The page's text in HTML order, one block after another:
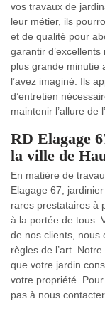
vos travaux de
leur métier, ils
et de qualité pour
garantir
plus grande minutie
l’avez imaginé. Ils
d’entretien
maintenir l’allure de
RD Elagage
la ville de
En matière de
Elagage 67,
rares prestataires à
à la portée de tous.
de nos clients, nous
règles de l’art.
que votre jardin
votre propriété.
pas à nous contacter.